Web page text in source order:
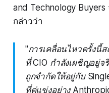
and Technology
กล่าวว่า
"การเคลื่อนไหวครั้งนี้
ที่ CIO กำลังเผชิญอยู่
ถูกจำกัดให้อยู่กับ
ที่คู่แข่งอย่าง